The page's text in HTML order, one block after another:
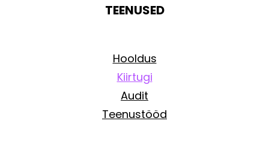
TEENUSED
Hooldus
Kiirtugi
Audit
Teenustööd